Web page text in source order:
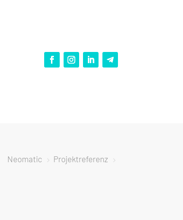
Neomatic 5 Projektreferenz 5